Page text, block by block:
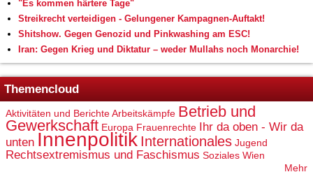
"Es kommen härtere Tage"
Streikrecht verteidigen - Gelungener Kampagnen-Auftakt!
Shitshow. Gegen Genozid und Pinkwashing am ESC!
Iran: Gegen Krieg und Diktatur – weder Mullahs noch Monarchie!
Themencloud
Aktivitäten und BerichteArbeitskämpfe Betrieb und
Gewerkschaft Europa Frauenrechte
Ihr da oben - Wir da
unten Innenpolitik Internationales Jugend
Rechtsextremismus und Faschismus Soziales Wien
Mehr